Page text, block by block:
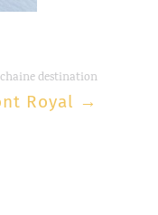
destination
Royal →